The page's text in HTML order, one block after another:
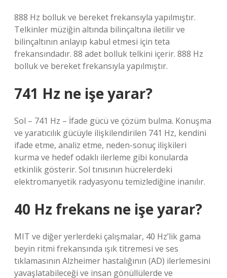
888 Hz bolluk ve bereket frekansıyla yapılmıştır.
Telkinler müziğin altında bilinçaltına iletilir ve
bilinçaltının anlayıp kabul etmesi için teta
frekansındadır. 88 adet bolluk telkini içerir. 888 Hz
bolluk ve bereket frekansıyla yapılmıştır.
741 Hz ne işe yarar?
Sol – 741 Hz – İfade gücü ve çözüm bulma. Konuşma
ve yaratıcılık gücüyle ilişkilendirilen 741 Hz, kendini
ifade etme, analiz etme, neden-sonuç ilişkileri
kurma ve hedef odaklı ilerleme gibi konularda
etkinlik gösterir. Sol tınısının hücrelerdeki
elektromanyetik radyasyonu temizlediğine inanılır.
40 Hz frekans ne işe yarar?
MIT ve diğer yerlerdeki çalışmalar, 40 Hz’lik gama
beyin ritmi frekansında ışık titremesi ve ses
tıklamasının Alzheimer hastalığının (AD) ilerlemesini
yavaşlatabileceği ve insan gönüllülerde ve